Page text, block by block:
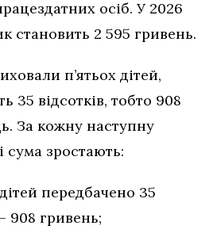
осіб. У 2026
становить 2 595 гривень.
п’ятьох дітей,
35 відсотків, тобто 908
За кожну наступну
сума зростають:
передбачено 35
908 гривень;